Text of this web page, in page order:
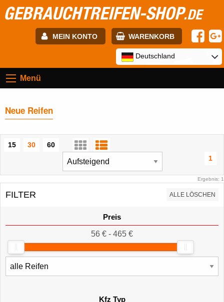
GEBRAUCHTREIFEN-SHOP.DE
MEIN KONTO WARENKORB
Passwort:
Deutschland
Menü
Neue Reifen
15 30
60
1
Ergebnis: 1
FILTER ALLE LÖSCHEN
Preis
56 € - 465 €
Kfz Typ